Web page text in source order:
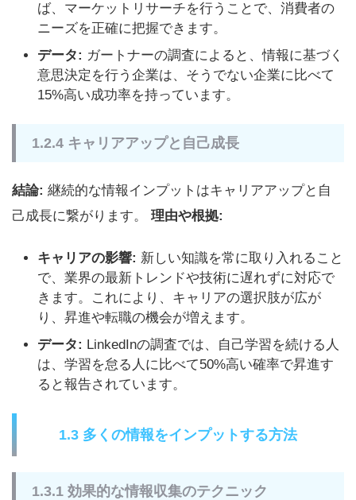
ば、マーケットリサーチを行うことで、消費者の
ニーズを正確に把握できます。
データ: ガートナーの調査によると、情報に基づく
意思決定を行う企業は、そうでない企業に比べて
15%高い成功率を持っています。
1.2.4 キャリアアップと自己成長
結論: 継続的な情報インプットはキャリアアップと自
己成長に繋がります。 理由や根拠:
キャリアの影響: 新しい知識を常に取り入れること
で、業界の最新トレンドや技術に遅れずに対応で
きます。これにより、キャリアの選択肢が広が
り、昇進や転職の機会が増えます。
データ: LinkedInの調査では、自己学習を続ける人
は、学習を怠る人に比べて50%高い確率で昇進す
ると報告されています。
1.3 多くの情報をインプットする方法
1.3.1 効果的な情報収集のテクニック